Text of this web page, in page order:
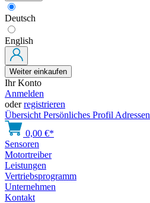
Deutsch
English
Weiter einkaufen
Ihr Konto
Anmelden
oderregistrieren
Übersicht Persönliches Profil Adressen
0,00 €*
Sensoren
Motortreiber
Leistungen
Vertriebsprogramm
Unternehmen
Kontakt